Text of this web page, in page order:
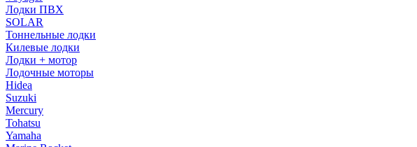
Лодки ПВХ
SOLAR
Тоннельные лодки
Килевые лодки
Лодки + мотор
Лодочные моторы
Hidea
Suzuki
Mercury
Tohatsu
Yamaha